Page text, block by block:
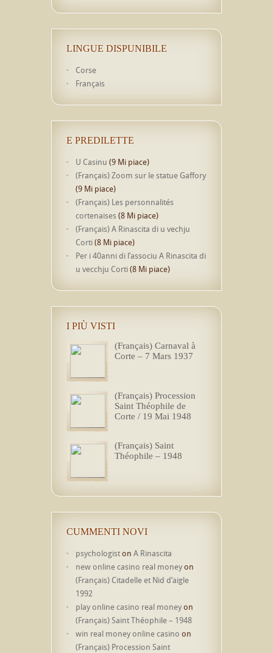
LINGUE DISPUNIBILE
Corse
Français
E PREDILETTE
U Casinu (9 Mi piace)
(Français) Zoom sur le statue Gaffory
(9 Mi piace)
(Français) Les personnalités
cortenaises (8 Mi piace)
(Français) A Rinascita di u vechju
Corti(8 Mi piace)
Per i 40anni di l’associu A Rinascita di
u vecchju Corti(8 Mi piace)
I PIÙ VISTI
(Français) Carnaval à
Corte – 7 Mars 1937
(Français) Procession
Saint Théophile de
Corte / 19 Mai 1948
(Français) Saint
Théophile – 1948
CUMMENTI NOVI
psychologiston A Rinascita
new online casino real moneyon
(Français) Citadelle et Nid d’aigle
1992
play online casino real moneyon
(Français) Saint Théophile – 1948
win real money online casino on
(Français) Procession Saint